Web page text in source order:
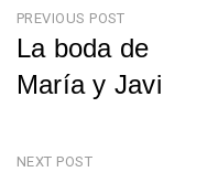
Navegación
de
entradas
PREVIOUS POST
La boda de
María y Javi
NEXT POST